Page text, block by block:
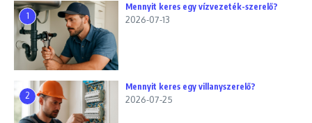
1
Mennyit keres egy vízvezeték-szerelő?
2026-07-13
2
Mennyit keres egy villanyszerelő?
2026-07-25